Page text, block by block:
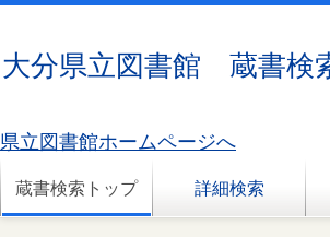
大分県立図書館 蔵書検
県立図書館ホームページへ
蔵書検索トップ 詳細検索